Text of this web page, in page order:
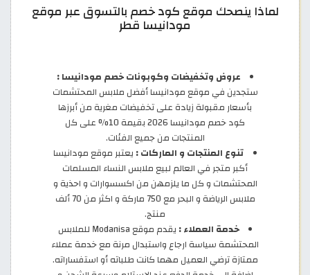
لماذا ينصحك موقع كود خصم بالتسوق عبر موقع
مودانيسا قطر
عروض وتخفيضات وكوبونات خصم مودانيسا :
ستجدين في موقع مودانيسا أفضل ملابس المحتشمات
بأسعار مقبولة زيادة على تخفيضات مغرية من أبرزها
كود خصم مودانيسا 2026 بقيمة 10% على كل
المنتجات من جميع الفئات.
تنوع المنتجات و الماركات : يعتبر موقع مودانيسا
أكبر متجر في العالم لبيع ملابس النساء المسلمات
المحتشمات و كل ما يلزمهن من اكسسوارات و احذية و
ملابس الرياضة و البحر مع 750 ماركة و اكثر من 70 ألف
منتج.
خدمة العملاء :
يقدم موقع Modanisa للملابس
المحتشمة سياسة ارجاع واستبدال مرنة مع خدمة عملاء
ممتازة ترضي العميل مهما كانت طلباته أو استفساراته.